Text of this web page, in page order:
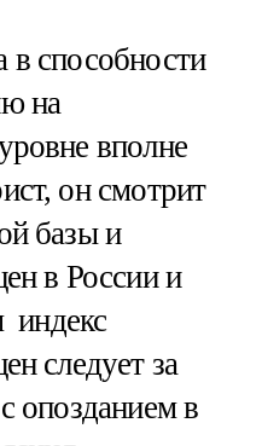
в способности
на
вполне
он смотрит
базы и
в России и
индекс
следует за
опозданием в